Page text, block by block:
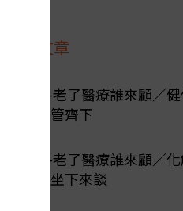
最新文章
陽光行動-老了醫療誰來顧／
續 必須多管齊下
陽光行動-老了醫療誰來顧／
爭議 醫保坐下來談